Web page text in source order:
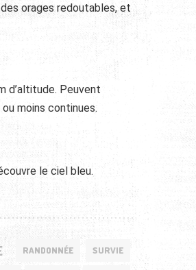
orages redoutables, et
d’altitude. Peuvent
moins continues.
le ciel bleu.
RANDONNÉE SURVIE